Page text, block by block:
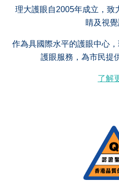
理大護眼自2005年成立，致
睛及視覺
作為具國際水平的護眼中心
護眼服務，為市民提
了解